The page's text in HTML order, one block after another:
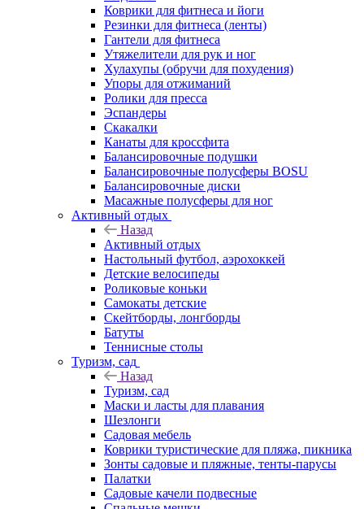
Коврики для фитнеса и йоги
Резинки для фитнеса (ленты)
Гантели для фитнеса
Утяжелители для рук и ног
Хулахупы (обручи для похудения)
Упоры для отжиманий
Ролики для пресса
Эспандеры
Скакалки
Канаты для кроссфита
Балансировочные подушки
Балансировочные полусферы BOSU
Балансировочные диски
Масажные полусферы для ног
Активный отдых
Назад
Активный отдых
Настольный футбол, аэрохоккей
Детские велосипеды
Роликовые коньки
Самокаты детские
Скейтборды, лонгборды
Батуты
Теннисные столы
Туризм, сад
Назад
Туризм, сад
Маски и ласты для плавания
Шезлонги
Садовая мебель
Коврики туристические для пляжа, пикника
Зонты садовые и пляжные, тенты-парусы
Палатки
Садовые качели подвесные